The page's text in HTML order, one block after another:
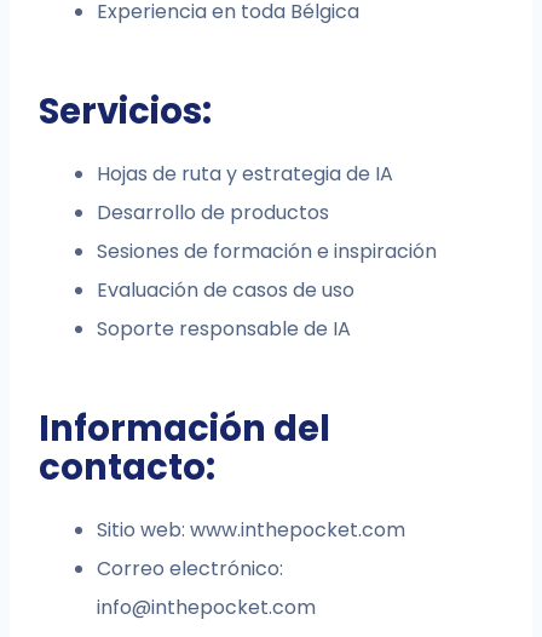
Experiencia en toda Bélgica
Servicios:
Hojas de ruta y estrategia de IA
Desarrollo de productos
Sesiones de formación e inspiración
Evaluación de casos de uso
Soporte responsable de IA
Información del
contacto:
Sitio web: www.inthepocket.com
Correo electrónico:
info@inthepocket.com